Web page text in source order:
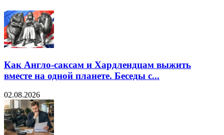
Как Англо-саксам и Хардлендцам выжить
вместе на одной планете. Беседы с...
02.08.2026